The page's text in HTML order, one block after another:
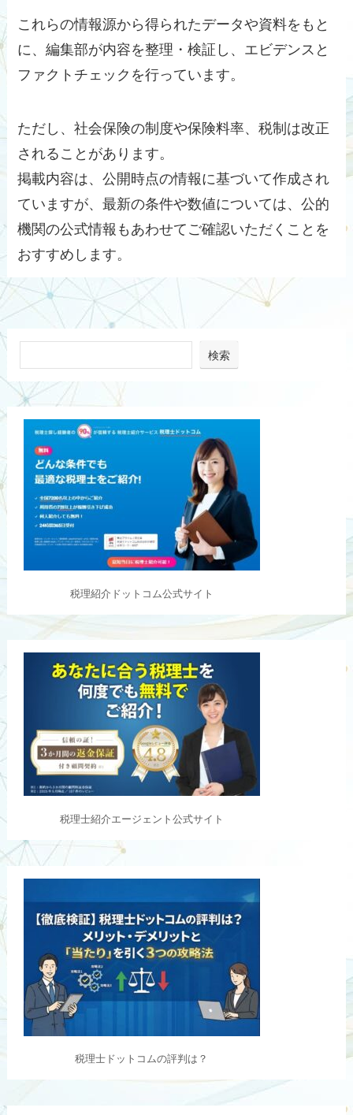
これらの情報源から得られたデータや資料をもと
に、編集部が内容を整理・検証し、エビデンスと
ファクトチェックを行っています。
ただし、社会保険の制度や保険料率、税制は改正
されることがあります。
掲載内容は、公開時点の情報に基づいて作成され
ていますが、最新の条件や数値については、公的
機関の公式情報もあわせてご確認いただくことを
おすすめします。
検索
税理紹介ドットコム公式サイト
税理士紹介エージェント公式サイト
税理士ドットコムの評判は？